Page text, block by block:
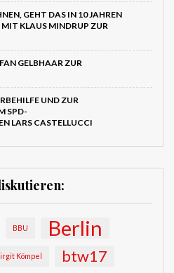
GEHT DAS IN 10 JAHREN
MIT KLAUS MINDRUP ZUR
GELBHAAR ZUR
UND ZUR
SPD-
LARS CASTELLUCCI
BBU Berlin
Kömpel btw17